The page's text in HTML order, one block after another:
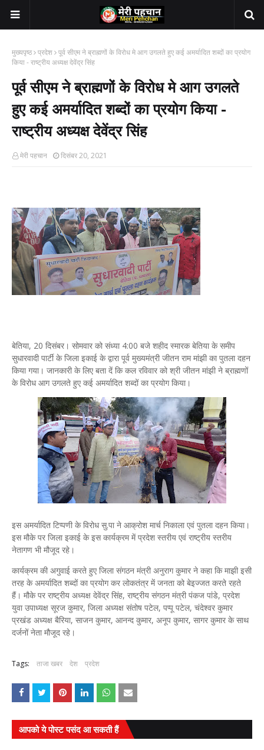
मुख्यपृष्ठ प्रदेश पूर्व सीएम ने ब्राह्मणों के विरोध मे आग उगलते हुए कई अमर्यादित शब्दों का प्रयोग
किया - राष्ट्रीय अध्यक्ष देवेंद्र सिंह
पूर्व सीएम ने ब्राह्मणों के विरोध मे आग उगलते
हुए कई अमर्यादित शब्दों का प्रयोग किया -
राष्ट्रीय अध्यक्ष देवेंद्र सिंह
मेरी पहचान दिसंबर 20, 2021
बेतिया, 20 दिसंबर। सोमवार को संध्या 4:00 बजे शहीद स्मारक बेतिया के समीप
सुधारवादी पार्टी के जिला इकाई के द्वारा पूर्व मुख्यमंत्री जीतन राम मांझी का पुतला दहन
किया गया। जानकारी के लिए बता दें कि कल रविवार को श्री जीतन मांझी ने ब्राह्मणों
के विरोध आग उगलते हुए कई अमर्यादित शब्दों का प्रयोग किया।
इस अमर्यादित टिप्पणी के विरोध सु.पा ने आक्रोश मार्च निकाला एवं पुतला दहन किया।
इस मौके पर जिला इकाई के इस कार्यक्रम में प्रदेश स्तरीय एवं राष्ट्रीय स्तरीय
नेतागण भी मौजूद रहे।
कार्यक्रम की अगुवाई करते हुए जिला संगठन मंत्री अनुराग कुमार ने कहा कि माझी इसी
तरह के अमर्यादित शब्दों का प्रयोग कर लोकतंत्र में जनता को बेइज्जत करते रहते
हैं। मौके पर राष्ट्रीय अध्यक्ष देवेंद्र सिंह, राष्ट्रीय संगठन मंत्री पंकज पांडे, प्रदेश
युवा उपाध्यक्ष सूरज कुमार, जिला अध्यक्ष संतोष पटेल, पप्पू पटेल, चंदेश्वर कुमार
प्रखंड अध्यक्ष बैरिया, साजन कुमार, आनन्द कुमार, अनूप कुमार, सागर कुमार के साथ
दर्जनों नेता मौजूद रहे।
Tags: ताजा खबर देश प्रदेश
आपको ये पोस्ट पसंद आ सकती हैं